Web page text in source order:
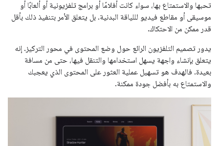
تحبها والاستمتاع بها، سواء كانت أفلامًا أو برامج تلفزيونية أو ألعابًا أو
موسيقى أو مقاطع فيديو لللياقة البدنية. بل يتعلق الأمر بتنفيذ ذلك بأقل
قدر ممكن من الاحتكاك.
يدور تصميم التلفزيون الرائع حول وضع المحتوى في محور التركيز. إنه
يتعلق بإنشاء واجهة يسهل استخدامها والتنقل فيها، حتى من مسافة
بعيدة. فالهدف هو تسهيل عملية العثور على المحتوى الذي يعجبك
والاستمتاع به بأفضل جودة ممكنة.